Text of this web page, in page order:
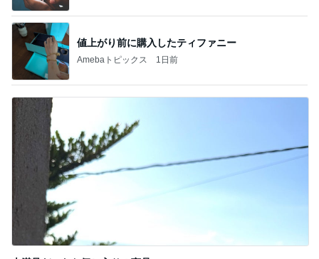
値上がり前に購入したティファニー
Amebaトピックス 1日前